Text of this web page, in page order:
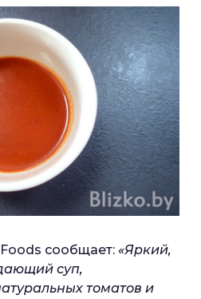
сообщает: «Яркий,
суп,
томатов и